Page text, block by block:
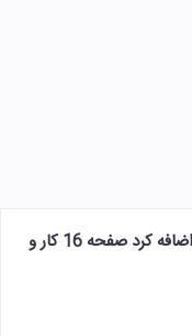
پیشنهاد امکاناتی که میتوان به تلفن همراه اضافه کرد صفحه 16 کار و